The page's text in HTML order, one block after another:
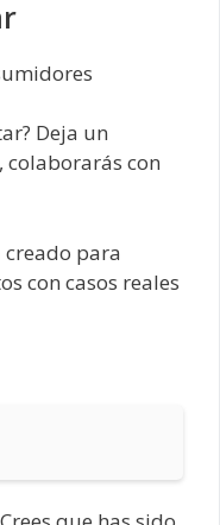
Deja un
con
creado para
con casos reales